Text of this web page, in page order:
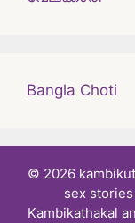
Bangla Choti
© 2026
sex
Kambikathakal